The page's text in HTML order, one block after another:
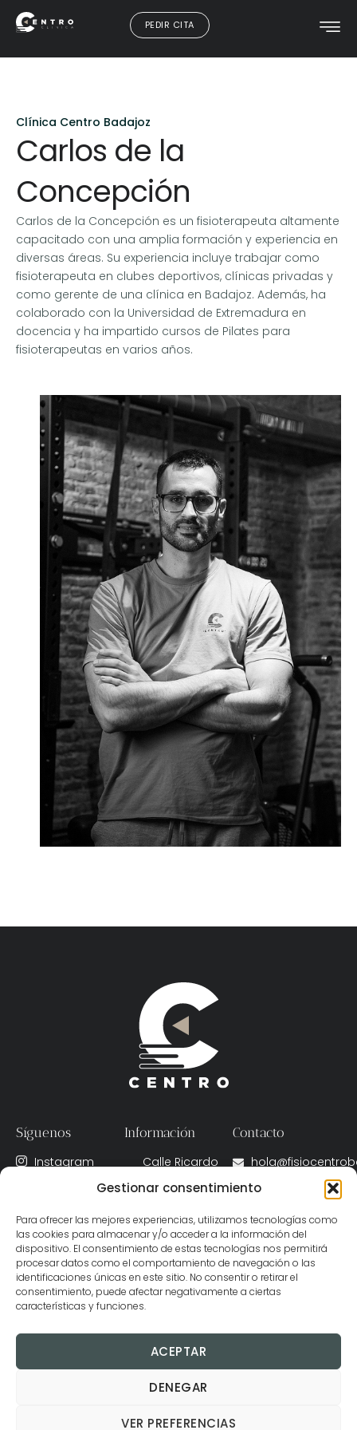
Gestionar consentimiento
Para ofrecer las mejores experiencias, utilizamos tecnologías como
las cookies para almacenar y/o acceder a la información del
dispositivo. El consentimiento de estas tecnologías nos permitirá
procesar datos como el comportamiento de navegación o las
identificaciones únicas en este sitio. No consentir o retirar el
consentimiento, puede afectar negativamente a ciertas
características y funciones.
ACEPTAR
DENEGAR
VER PREFERENCIAS
PEDIR CITA
Clínica Centro Badajoz
Carlos de la
Concepción
Carlos de la Concepción es un fisioterapeuta altamente
capacitado con una amplia formación y experiencia en
diversas áreas. Su experiencia incluye trabajar como
fisioterapeuta en clubes deportivos, clínicas privadas y
como gerente de una clínica en Badajoz. Además, ha
colaborado con la Universidad de Extremadura en
docencia y ha impartido cursos de Pilates para
fisioterapeutas en varios años.
Síguenos
Instagram
Facebook
Información
Calle Ricardo
Fernández de
Badajoz, Spain
06001
Lunes – Viernes
09:00 - 22:00 h
Contacto
(+34) 622 020
© 2025 Clínica Centro Badajoz. I Diseñado con ♡ por